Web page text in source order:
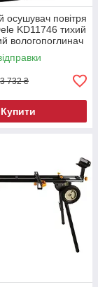
осушувач повітря
KD11746 тихий
вологопоглинач
3 732 ₴
Купити